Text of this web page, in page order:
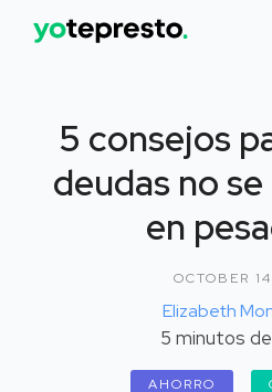
5 consejos
deudas no
en
OCTOBER
Elizabeth
5 minutos
AHORRO